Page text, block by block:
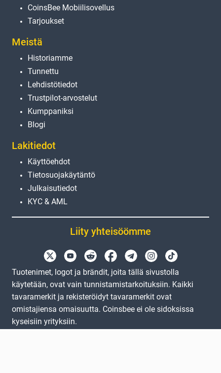
CoinsBee Mobiilisovellus
Tarjoukset
Meistä
Historiamme
Tunnettu
Lehdistötiedot
Trustpilot-arvostelut
Kumppaniksi
Blogi
Lakitiedot
Käyttöehdot
Tietosuojakäytäntö
Julkaisutiedot
KYC & AML
Liity yhteisöömme
Tuotenimet, logot ja brändit, joita tällä sivustolla
käytetään, ovat vain tunnistamistarkoituksiin. Kaikki
tavaramerkit ja rekisteröidyt tavaramerkit ovat
omistajiensa omaisuutta. Coinsbee ei ole sidoksissa
kyseisiin yrityksiin.